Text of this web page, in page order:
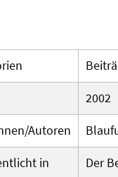
2002
Autoren
in
Der